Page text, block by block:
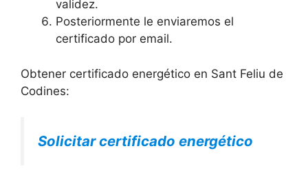
validez.
Posteriormente le enviaremos el
certificado por email.
Obtener certificado energético en Sant Feliu de
Codines:
Solicitar certificado energético